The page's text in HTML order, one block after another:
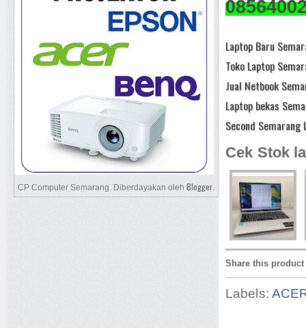
Laptop Baru
Toko Laptop
Jual Netbook
Laptop bekas
Second Semarang
Cek Stok
Share this product
Labels:
CP Computer Semarang. Diberdayakan oleh Blogger.